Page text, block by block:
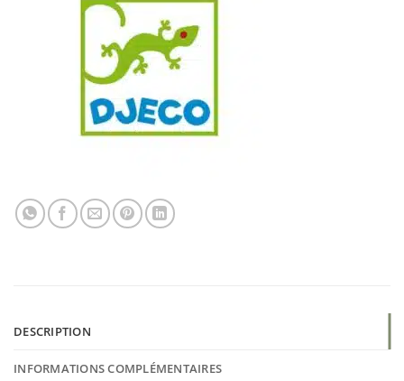
DESCRIPTION
INFORMATIONS COMPLÉMENTAIRES